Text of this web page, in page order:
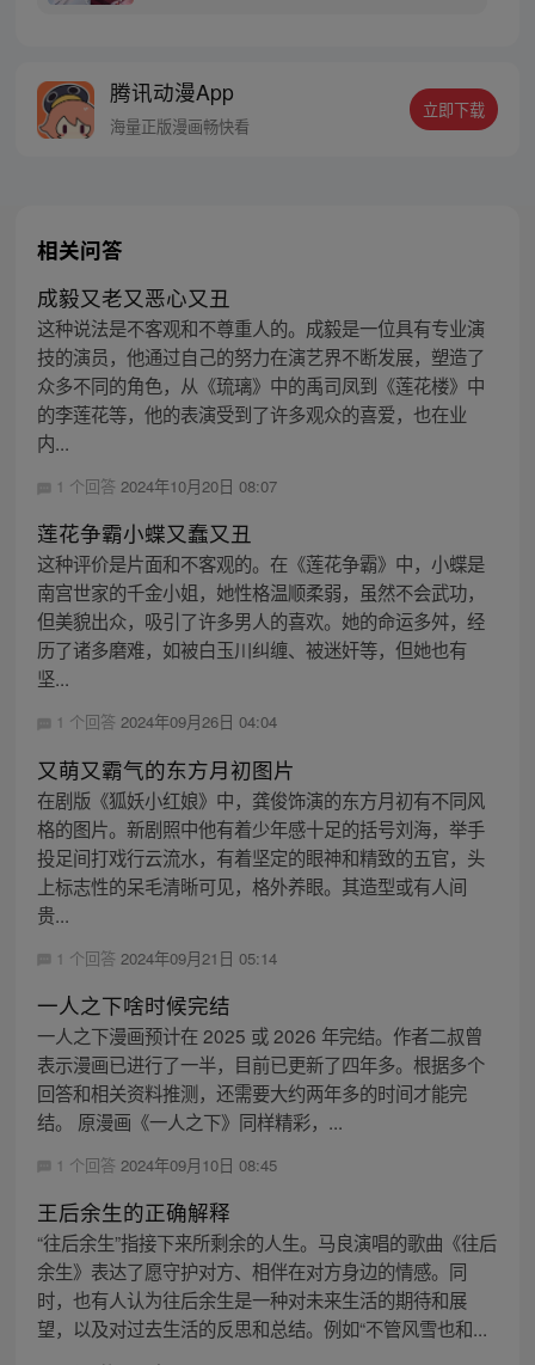
城…… 附身我的人自导自演调戏自己怎么
办！在线等，有点急！
腾讯动漫App
海量正版漫画畅快看
立即下载
相关问答
成毅又老又恶心又丑
这种说法是不客观和不尊重人的。成毅是一位具有专业演
技的演员，他通过自己的努力在演艺界不断发展，塑造了
众多不同的角色，从《琉璃》中的禹司凤到《莲花楼》中
的李莲花等，他的表演受到了许多观众的喜爱，也在业
内...
1 个回答 2024年10月20日 08:07
莲花争霸小蝶又蠢又丑
这种评价是片面和不客观的。在《莲花争霸》中，小蝶是
南宫世家的千金小姐，她性格温顺柔弱，虽然不会武功，
但美貌出众，吸引了许多男人的喜欢。她的命运多舛，经
历了诸多磨难，如被白玉川纠缠、被迷奸等，但她也有
坚...
1 个回答 2024年09月26日 04:04
又萌又霸气的东方月初图片
在剧版《狐妖小红娘》中，龚俊饰演的东方月初有不同风
格的图片。新剧照中他有着少年感十足的括号刘海，举手
投足间打戏行云流水，有着坚定的眼神和精致的五官，头
上标志性的呆毛清晰可见，格外养眼。其造型或有人间
贵...
1 个回答 2024年09月21日 05:14
一人之下啥时候完结
一人之下漫画预计在 2025 或 2026 年完结。作者二叔曾
表示漫画已进行了一半，目前已更新了四年多。根据多个
回答和相关资料推测，还需要大约两年多的时间才能完
结。 原漫画《一人之下》同样精彩，...
1 个回答 2024年09月10日 08:45
王后余生的正确解释
“往后余生”指接下来所剩余的人生。马良演唱的歌曲《往后
余生》表达了愿守护对方、相伴在对方身边的情感。同
时，也有人认为往后余生是一种对未来生活的期待和展
望，以及对过去生活的反思和总结。例如“不管风雪也和...